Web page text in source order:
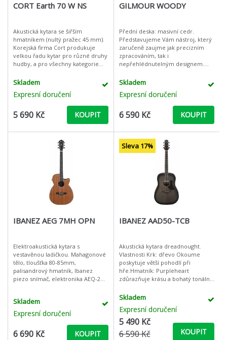
CORT Earth 70 W NS
Akustická kytara se šiřším
hmatníkem (nultý pražec 45 mm).
Korejská firma Cort produkuje
velkou řadu kytar pro různé druhy
hudby, a pro všechny kategorie
Skladem
Expresní doručení
5 690 Kč KOUPIT
GILMOUR WOODY
Přední deska: masivní cedr.
Představujeme Vám nástroj, který
zaručeně zaujme jak precizním
zpracováním, tak i
nepřehlédnutelným designem.
spočívá v opravdu vyjímečném
Skladem
Expresní doručení
6 590 Kč KOUPIT
IBANEZ AEG 7MH OPN
Elektroakustická kytara s
vestavěnou ladičkou. Mahagonové
tělo, tloušťka 80-85mm,
palisandrový hmatník, Ibanez
piezo snímač, elektronika AEQ-2T s
Skladem
Expresní doručení
6 690 Kč KOUPIT
Sleva 17%
IBANEZ AAD50-TCB
Akustická kytara dreadnought.
Vlastnosti Krk: dřevo Okoume
poskytuje větší pohodlí při
hře.Hmatník: Purpleheart
zdůrazňuje krásu a bohatý tonální
masivní deska ze smrku Sitka
Skladem
Expresní doručení
5 490 Kč
6 590 Kč
KOUPIT